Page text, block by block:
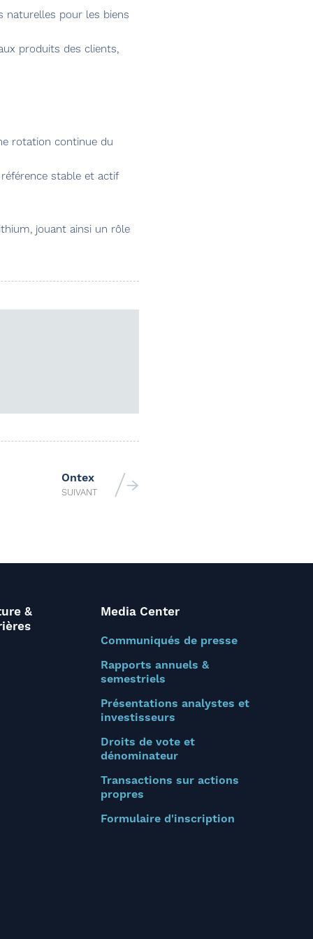
naturelles pour les biens
produits des clients,
rotation continue du
stable et actif
jouant ainsi un rôle
Ontex
SUIVANT
&
Media Center
Communiqués de presse
Rapports annuels &
semestriels
Présentations analystes et
investisseurs
Droits de vote et
dénominateur
Transactions sur actions
propres
Formulaire d'inscription